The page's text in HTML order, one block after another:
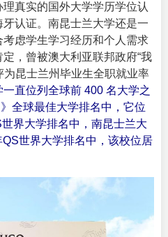
真实的国外大学学历学位认
认证。南昆士兰大学还是一
虑学生学习经历和个人需求
，曾被澳大利亚联邦政府“我
为昆士兰州毕业生全职就业率
直位列全球前 400 名大学之
全球最佳大学排名中，它位
界大学排名中，南昆士兰大
世界大学排名中，该校位居